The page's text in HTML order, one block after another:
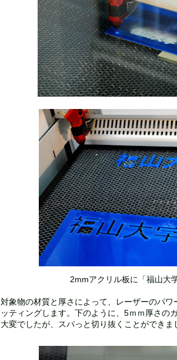
2mmアクリル板に「福山大
対象物の材質と厚さによって、レーザーのパ
ッティングします。下のように、5ｍｍ厚さの
大変でしたが、スパっと切り抜くことができま